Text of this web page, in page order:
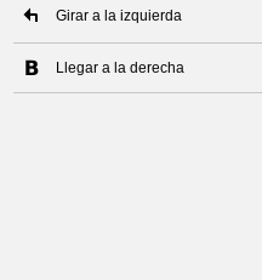
Girar a la izquierda
Llegar a la derecha